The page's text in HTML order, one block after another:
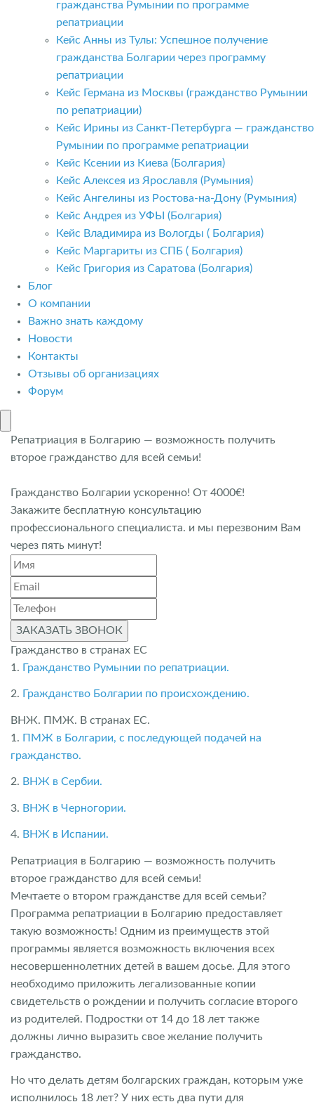
гражданства Румынии по программе
репатриации
Кейс Анны из Тулы: Успешное получение
гражданства Болгарии через программу
репатриации
Кейс Германа из Москвы (гражданство Румынии
по репатриации)
Кейс Ирины из Санкт-Петербурга — гражданство
Румынии по программе репатриации
Кейс Ксении из Киева (Болгария)
Кейс Алексея из Ярославля (Румыния)
Кейс Ангелины из Ростова-на-Дону (Румыния)
Кейс Андрея из УФЫ (Болгария)
Кейс Владимира из Вологды ( Болгария)
Кейс Маргариты из СПБ ( Болгария)
Кейс Григория из Саратова (Болгария)
Блог
О компании
Важно знать каждому
Новости
Контакты
Отзывы об организациях
Форум
Репатриация в Болгарию — возможность получить
второе гражданство для всей семьи!
Гражданство Болгарии ускоренно! От 4000€!
Закажите бесплатную консультацию
профессионального специалиста. и мы перезвоним Вам
через пять минут!
ЗАКАЗАТЬ ЗВОНОК
Гражданство в странах ЕС
1. Гражданство Румынии по репатриации.
2. Гражданство Болгарии по происхождению.
ВНЖ. ПМЖ. В странах ЕС.
1. ПМЖ в Болгарии, с последующей подачей на
гражданство.
2. ВНЖ в Сербии.
3. ВНЖ в Черногории.
4. ВНЖ в Испании.
Репатриация в Болгарию — возможность получить
второе гражданство для всей семьи!
Мечтаете о втором гражданстве для всей семьи?
Программа репатриации в Болгарию предоставляет
такую возможность! Одним из преимуществ этой
программы является возможность включения всех
несовершеннолетних детей в вашем досье. Для этого
необходимо приложить легализованные копии
свидетельств о рождении и получить согласие второго
из родителей. Подростки от 14 до 18 лет также
должны лично выразить свое желание получить
гражданство.
Но что делать детям болгарских граждан, которым уже
исполнилось 18 лет? У них есть два пути для